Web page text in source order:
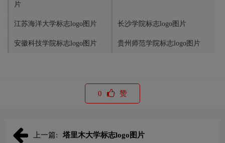
片
江苏海洋大学标志logo图片 长沙学院标志logo图片
安徽科技学院标志logo图片 贵州师范学院标志logo图片
0 赞
上一篇: 塔里木大学标志logo图片